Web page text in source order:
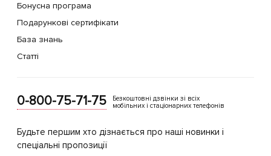
Бонусна програма
Подарункові сертифікати
База знань
Статті
0-800-75-71-75
Безкоштовні дзвінки зі всіх
мобільних і стаціонарних телефонів
Будьте першим хто дізнається про наші новинки і
спеціальні пропозиції